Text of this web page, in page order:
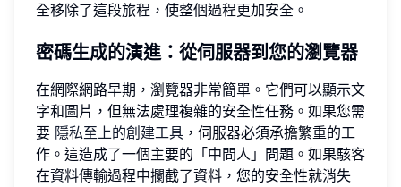
全移除了這段旅程，使整個過程更加安全。
密碼生成的演進：從伺服器到您的瀏覽器
在網際網路早期，瀏覽器非常簡單。它們可以顯示文
字和圖片，但無法處理複雜的安全性任務。如果您需
要 隱私至上的創建工具 ，伺服器必須承擔繁重的工
作。這造成了一個主要的「中間人」問題。如果駭客
在資料傳輸過程中攔截了資料，您的安全性就消失